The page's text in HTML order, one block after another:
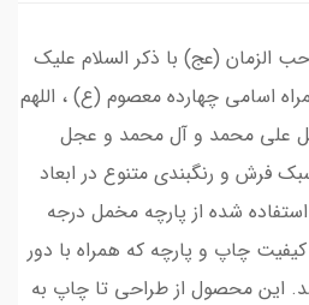
الزمان (عج) با ذکر السلام علیک
اسامی چهارده معصوم (ع) ، اللهم
علی محمد و آل محمد و عجل
فرش و رنگبندی متنوع در ابعاد
شده از پارچه مخمل درجه
چاپ و پارچه که همراه با دور
این محصول از طراحی تا چاپ به